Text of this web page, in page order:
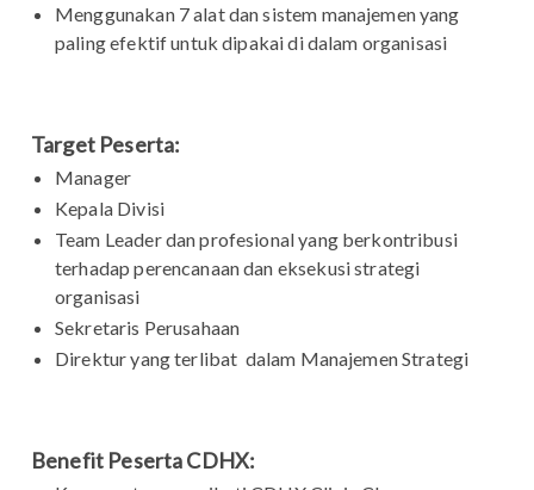
Menggunakan 7 alat dan sistem manajemen yang
paling efektif untuk dipakai di dalam organisasi
Target Peserta:
Manager
Kepala Divisi
Team Leader dan profesional yang berkontribusi
terhadap perencanaan dan eksekusi strategi
organisasi
Sekretaris Perusahaan
Direktur yang terlibat dalam Manajemen Strategi
Benefit Peserta CDHX: